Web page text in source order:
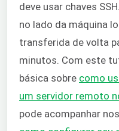
deve usar chaves
no lado da máquina
transferida de volta
minutos. Com este
básica sobre como
um servidor remoto
pode acompanhar